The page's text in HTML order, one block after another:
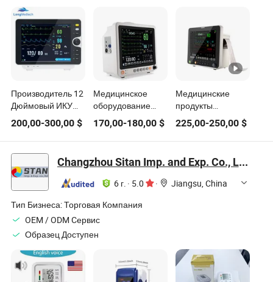
Производитель 12
Дюймовый ИКУ
Кардиологический
Монитор
Жизненно Важных
Параметров
Медицинская
Машина
200,00-300,00 $
Медицинское
оборудование
Портативный
Многофункциональный
Монитор
Параметров 8
Дюймов
170,00-180,00$
Медицинские
продукты
многопараметрический
монитор пациента
для реанимации
225,00-250,00$
Changzhou Sitan Imp. and Exp. Co., Ltd.
6 г. · 5.0 ·
Jiangsu, China
Тип Бизнеса:Торговая Компания
OEM / ODM Cервис
Образец Доступен